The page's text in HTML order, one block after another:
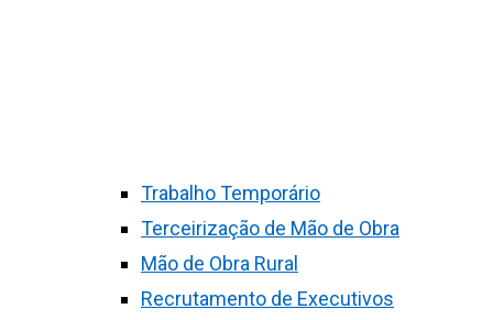
Trabalho Temporário
Terceirização de Mão de Obra
Mão de Obra Rural
Recrutamento de Executivos